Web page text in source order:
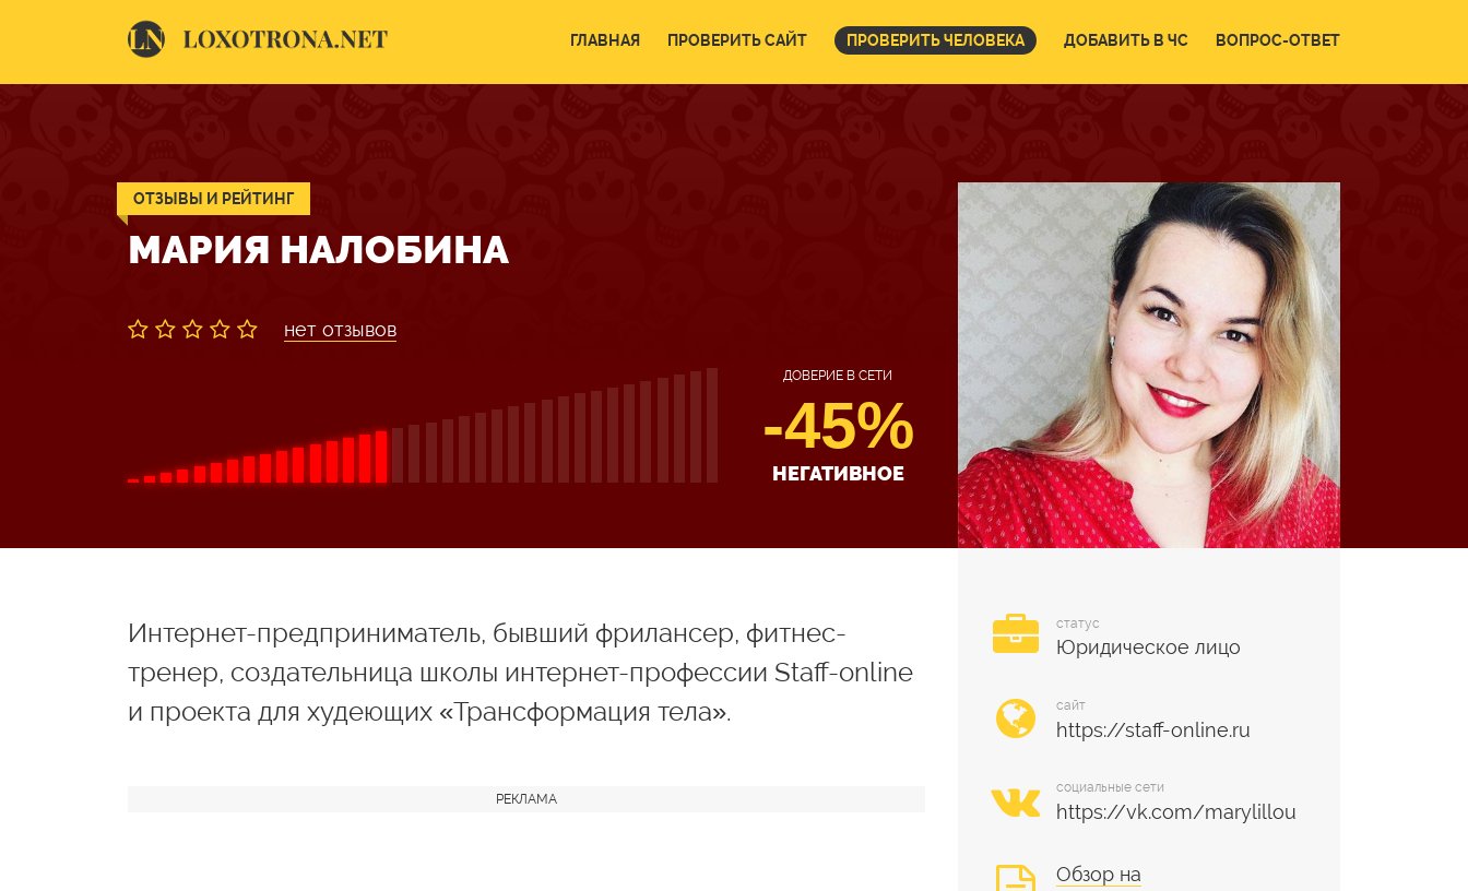
ГЛАВНАЯ ПРОВЕРИТЬ САЙТ ПРОВЕРИТЬ ЧЕЛОВЕКА ДОБАВИТЬ В ЧС ВОПРОС-ОТВЕТ
МАРИЯ НАЛОБИНА
ОТЗЫВЫ И РЕЙТИНГ
нет отзывов
ДОВЕРИЕ В СЕТИ
-45%
НЕГАТИВНОЕ
статус
Юридическое лицо
сайт
социальные сети
Обзор на
Интернет-предприниматель, бывший фрилансер, фитнес-
тренер, создательница школы интернет-профессии Staff-online
и проекта для худеющих «Трансформация тела».